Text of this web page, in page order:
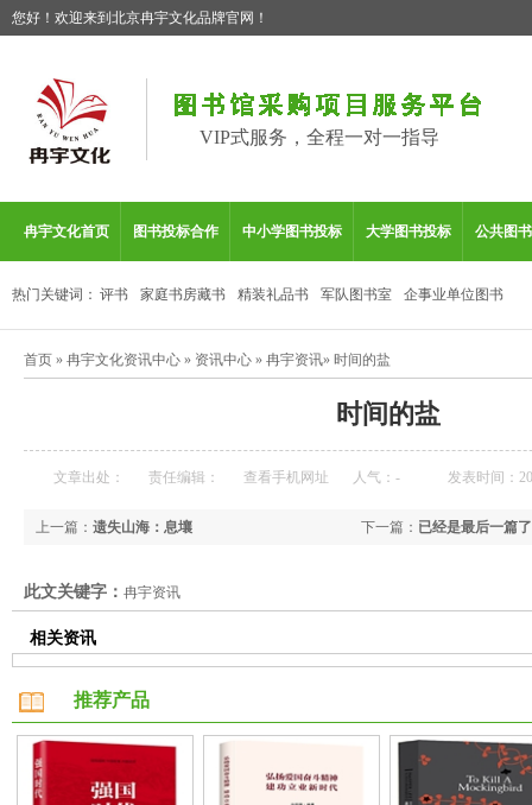
您好！欢迎来到北京冉宇文化品牌官网！
VIP式服务，全程一对一指导
冉宇文化首页 图书投标合作 中小学图书投标 大学图书投标 公共图
热门关键词： 评书 家庭书房藏书 精装礼品书 军队图书室 企事业单位图书
首页 » 冉宇文化资讯中心 » 资讯中心 » 冉宇资讯» 时间的盐
时间的盐
文章出处： 责任编辑： 查看手机网址 人气： - 发表时间：
下一篇： 已经是最后一篇了
上一篇： 遗失山海：息壤
此文关键字： 冉宇资讯
相关资讯
推荐产品